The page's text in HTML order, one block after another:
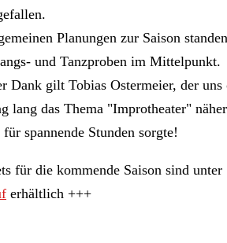
Planungen zur Saison
und Tanzproben im Mittelpunkt.
Dank gilt Tobias Ostermeier, der uns
lang das Thema "Improtheater"
spannende Stunden sorgte!
für die kommende Saison sind unter
erhältlich +++